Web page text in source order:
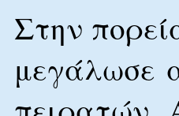
Στην
μεγάλωσε